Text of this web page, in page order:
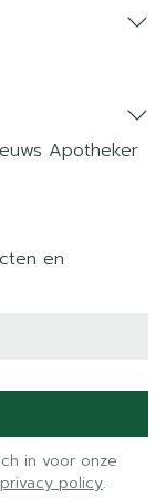
Apotheker
en
in voor onze
privacy policy.